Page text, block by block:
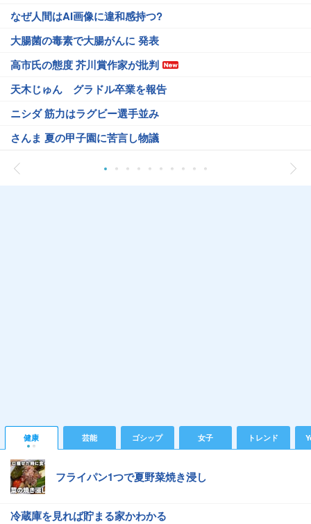
なぜ人間はAI画像に違和感持つ?
大腸菌の毒素で大腸がんに 発表
高市氏の態度 芥川賞作家が批判
天木じゅん グラドル卒業を報告
ニシダ 筋力はラグビー選手並み
さんま 夏の甲子園に苦言し物議
健康 芸能 ゴシップ 女子 トレンド
フライパン1つで夏野菜焼き浸し
冷蔵庫を見れば貯まる家かわかる